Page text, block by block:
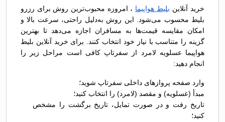
خرید آنلاین بلیط هواپیما ، امروزه محبوب‌ترین روش برای رزرو
بلیط محسوب می‌شود. این روش به‌دلیل راحتی، سرعت بالا و
امکان مقایسه قیمت‌ها به مسافران اجازه می‌دهد تا بهترین
گزینه را متناسب با نیاز خود انتخاب کنند. برای خرید آنلاین بلیط
هواپیما عسلویه لامرد از سفرتاپ کافی است مراحل زیر را
انجام دهید:
وارد صفحه پروازهای داخلی سفرتاپ شوید؛
مبدأ (عسلویه) و مقصد (لامرد) را انتخاب کنید؛
تاریخ رفت و در صورت تمایل، تاریخ برگشت را مشخص
کنید؛